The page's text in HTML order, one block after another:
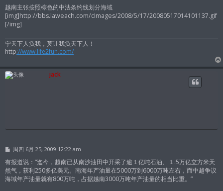
越南主张按照棕色的中法条约线划分海域
[img]http://bbs.laweach.com/cImages/2008/5/17/20080517014101137.gif
[/img]
宁天下人负我，莫让我负天下人！
http://www.life2fun.com/
jack
帖
周四 6月 25, 2009 12:22 am
有报道说：“迄今，越南已从南沙油田中开采了逾１亿吨石油、１.5万亿立方米天
然气，获利250多亿美元。南海年产油量在5000万到6000万吨左右，而中越争议
海域年产油量就有800万吨，占据越南3000万吨年产油量的相当比重。”